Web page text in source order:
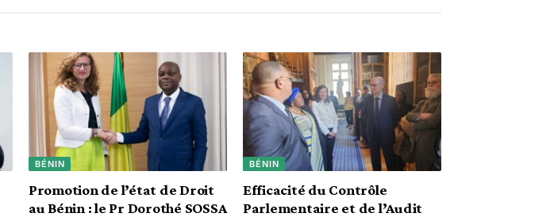
BÉNIN
Promotion de l’état de Droit
au Bénin : le Pr Dorothé SOSSA
BÉNIN
Efficacité du Contrôle
Parlementaire et de l’Audit